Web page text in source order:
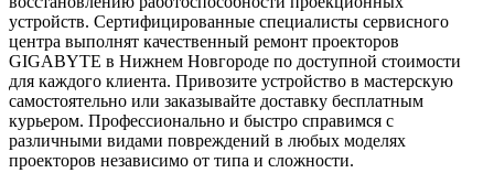
устройств. Сертифицированные специалисты сервисного
центра выполнят качественный ремонт проекторов
GIGABYTE в Нижнем Новгороде по доступной стоимости
для каждого клиента. Привозите устройство в мастерскую
самостоятельно или заказывайте доставку бесплатным
курьером. Профессионально и быстро справимся с
различными видами повреждений в любых моделях
проекторов независимо от типа и сложности.